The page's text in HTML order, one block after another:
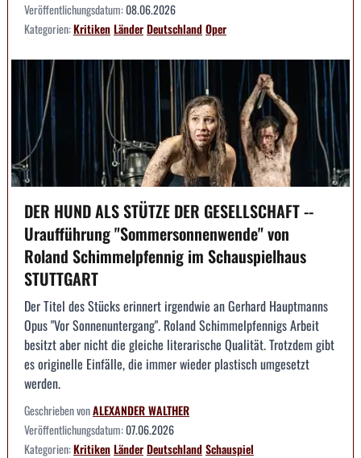
Veröffentlichungsdatum:08.06.2026
Kategorien:KritikenLänderDeutschlandOper
DER HUND ALS STÜTZE DER GESELLSCHAFT --
Uraufführung "Sommersonnenwende" von
Roland Schimmelpfennig im Schauspielhaus
STUTTGART
Der Titel des Stücks erinnert irgendwie an Gerhard Hauptmanns
Opus "Vor Sonnenuntergang". Roland Schimmelpfennigs Arbeit
besitzt aber nicht die gleiche literarische Qualität. Trotzdem gibt
es originelle Einfälle, die immer wieder plastisch umgesetzt
werden.
Geschrieben vonALEXANDER WALTHER
Veröffentlichungsdatum:07.06.2026
Kategorien:KritikenLänderDeutschlandSchauspiel